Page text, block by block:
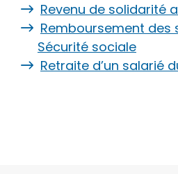
Revenu de solidarité
Remboursement des
Sécurité sociale
Retraite d’un salarié